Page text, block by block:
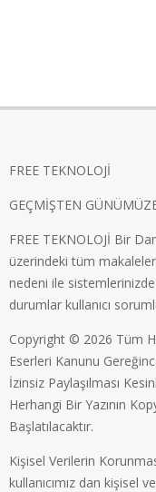
FREE TEKNOLOJİ
GEÇMİŞTEN
FREE TEKNOLOJİ Bir
üzerindeki tüm makaleler
nedeni ile
durumlar kullanıcı
Copyright © 2026 Tüm
Eserleri Kanunu
İzinsiz Paylaşılması
Herhangi Bir Yazının
Başlatılacaktır.
Kişisel Verilerin
kullanıcımız dan kişisel